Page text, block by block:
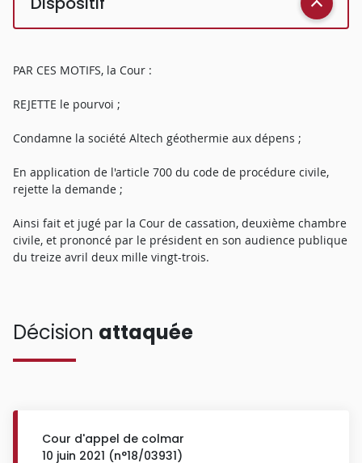
PAR CES MOTIFS, la Cour :
REJETTE le pourvoi ;
Condamne la société Altech géothermie aux dépens ;
En application de l'article 700 du code de procédure civile,
rejette la demande ;
Ainsi fait et jugé par la Cour de cassation, deuxième chambre
civile, et prononcé par le président en son audience publique
du treize avril deux mille vingt-trois.
Décision attaquée
Cour d'appel de colmar
10 juin 2021 (n°18/03931)